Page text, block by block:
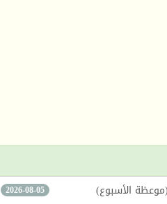
2026-08-05